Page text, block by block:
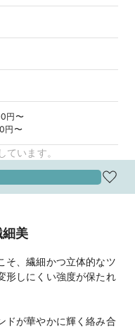
円〜
円〜
います。
美
そ、繊細かつ立体的なツ
形しにくい強度が保たれ
ドが華やかに輝く絡み合